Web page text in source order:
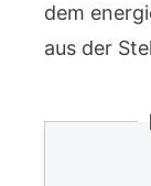
dem
aus der